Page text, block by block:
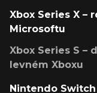
Xbox Series X –
Microsoftu
Xbox Series S –
levném Xboxu
Nintendo